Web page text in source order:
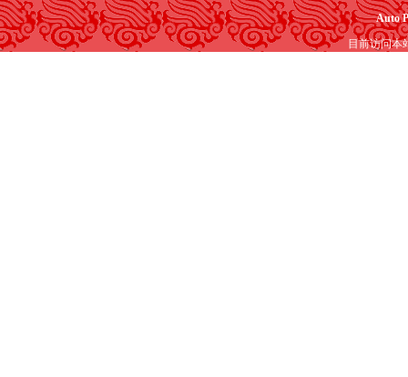
Auto
目前访问本